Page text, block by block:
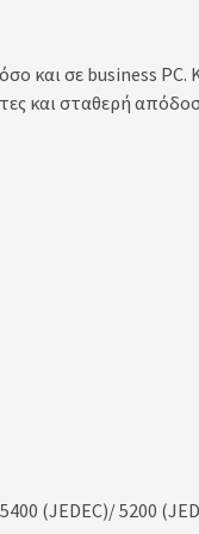
και σε business
και σταθερή
(JEDEC)/ 5200